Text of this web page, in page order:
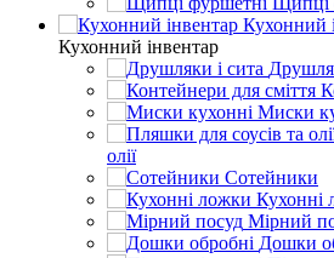
Кухонний
Кухонний інвентар
Миски
олії
Сотейники
Кухонні
Мірний
Дошки